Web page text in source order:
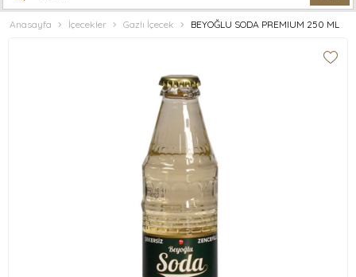
Anasayfa İçecekler Gazlı İçecek BEYOĞLU SODA PREMIUM 250 ML